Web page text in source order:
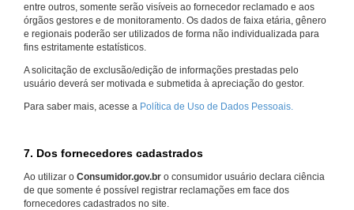
entre outros, somente serão visíveis ao fornecedor reclamado e aos
órgãos gestores e de monitoramento. Os dados de faixa etária, gênero
e regionais poderão ser utilizados de forma não individualizada para
fins estritamente estatísticos.
A solicitação de exclusão/edição de informações prestadas pelo
usuário deverá ser motivada e submetida à apreciação do gestor.
Para saber mais, acesse a Política de Uso de Dados Pessoais.
7. Dos fornecedores cadastrados
Ao utilizar o Consumidor.gov.br o consumidor usuário declara ciência
de que somente é possível registrar reclamações em face dos
fornecedores cadastrados no site.